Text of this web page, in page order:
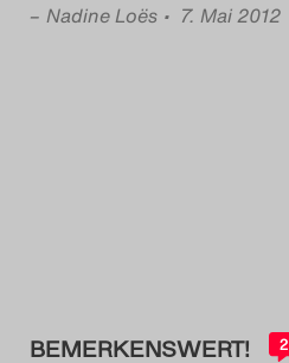
– Nadine Loës • 7. Mai 2012
BEMERKENSWERT! 2